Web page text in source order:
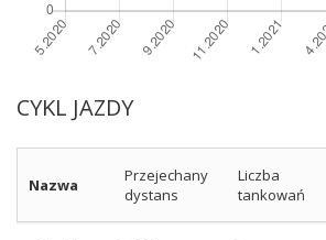
CYKL JAZDY
Nazwa
Przejechany
dystans
Liczba
tankowań